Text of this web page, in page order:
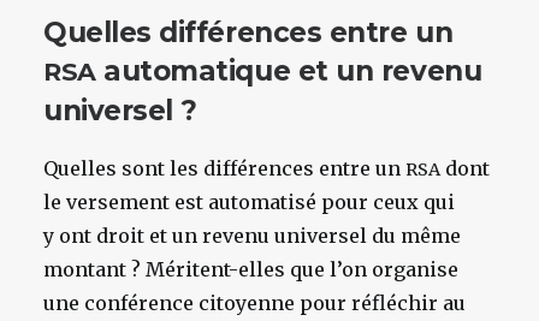
Quelles différences entre un
RSAautomatique et un revenu
universel ?
Quelles sont les différences entre un RSAdont
le versement est automatisé pour ceux qui
y ont droit et un revenu universel du même
montant ? Méritent-elles que l’on organise
une conférence citoyenne pour réfléchir au